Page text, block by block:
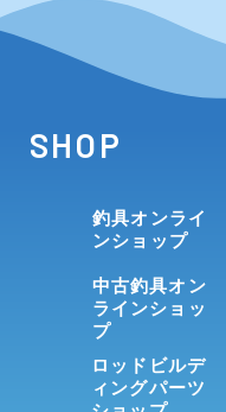
SHOP
釣具オンライ
ンショップ
中古釣具オン
ラインショッ
プ
ロッドビルデ
ィングパーツ